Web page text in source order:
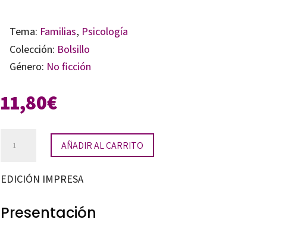
Tema: Familias, Psicología
Colección: Bolsillo
Género: No ficción
11,80€
AÑADIR AL CARRITO
EDICIÓN IMPRESA
Presentación